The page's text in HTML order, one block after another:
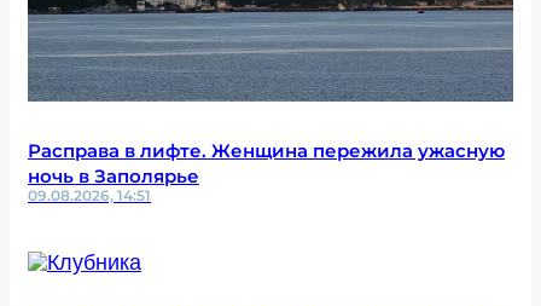
Расправа в лифте. Женщина пережила ужасную
ночь в Заполярье
09.08.2026, 14:51